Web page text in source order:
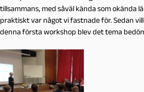
tillsammans, med såväl kända som okända
praktiskt var något vi fastnade för. Sedan
denna första workshop blev det tema